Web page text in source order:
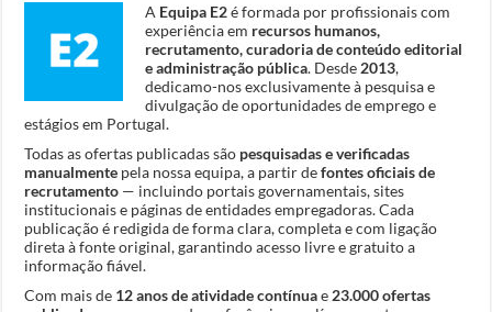
A Equipa E2é formada por profissionais com
experiência em recursos humanos,
recrutamento, curadoria de conteúdo editorial
e administração pública. Desde 2013,
dedicamo-nos exclusivamente à pesquisa e
divulgação de oportunidades de emprego e
estágios em Portugal.
Todas as ofertas publicadas são pesquisadas e verificadas
manualmente pela nossa equipa, a partir defontes oficiais de
recrutamento — incluindo portais governamentais, sites
institucionais e páginas de entidades empregadoras. Cada
publicação é redigida de forma clara, completa e com ligação
direta à fonte original, garantindo acesso livre e gratuito a
informação fiável.
Com mais de 12 anos de atividade contínuae 23.000 ofertas